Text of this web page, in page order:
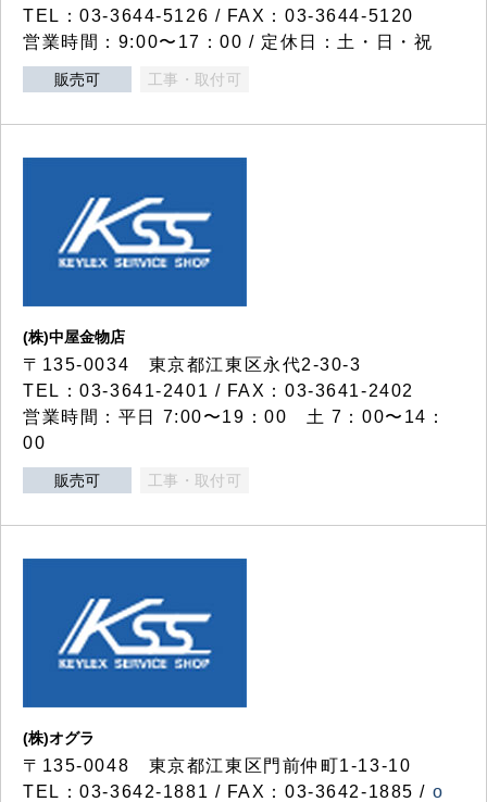
TEL：03-3644-5126 / FAX：03-3644-5120
営業時間：9:00〜17：00 / 定休日：土・日・祝
販売可 工事・取付可
(株)中屋金物店
〒135-0034 東京都江東区永代2-30-3
TEL：03-3641-2401 / FAX：03-3641-2402
営業時間：平日 7:00〜19：00 土 7：00〜14：
00
販売可 工事・取付可
(株)オグラ
〒135-0048 東京都江東区門前仲町1-13-10
TEL：03-3642-1881 / FAX：03-3642-1885 / o